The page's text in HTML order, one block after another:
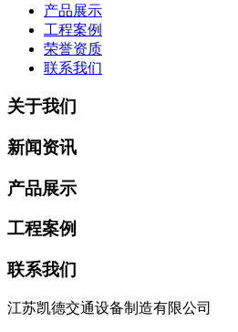
产品展示
工程案例
荣誉资质
联系我们
关于我们
新闻资讯
产品展示
工程案例
联系我们
江苏凯德交通设备制造有限公司